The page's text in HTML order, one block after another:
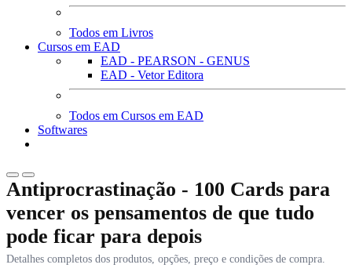
Todos em Livros
Cursos em EAD
EAD - PEARSON - GENUS
EAD - Vetor Editora
Todos em Cursos em EAD
Softwares
Antiprocrastinação - 100 Cards para
vencer os pensamentos de que tudo
pode ficar para depois
Detalhes completos dos produtos, opções, preço e condições de compra.